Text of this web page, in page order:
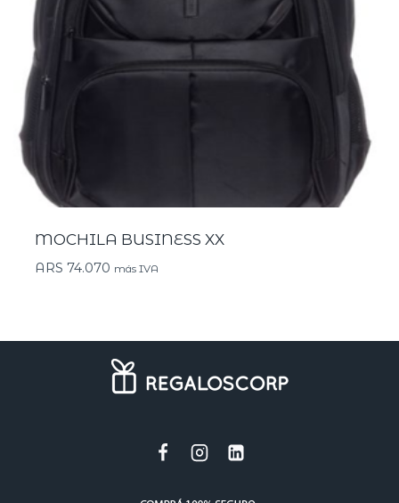
MOCHILA BUSINESS XX
ARS 74.070 más IVA